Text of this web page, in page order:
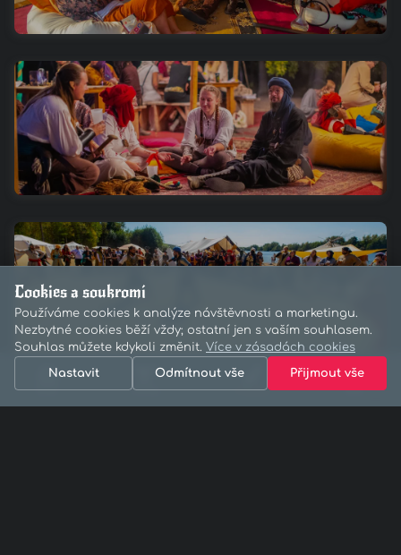
Domů Pravidla Vstupenky Menu
Cookies a soukromí
Používáme cookies k analýze návštěvnosti a marketingu.
Nezbytné cookies běží vždy; ostatní jen s vaším souhlasem.
Souhlas můžete kdykoli změnit. Více v zásadách cookies
Nastavit Odmítnout vše Přijmout vše